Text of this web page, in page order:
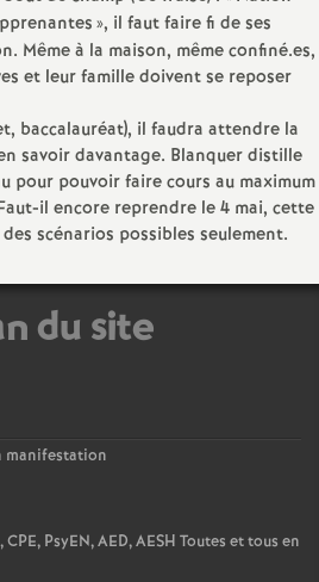
n
t
s
d
e
c
», il faut faire fi de ses
Même à la maison, même confiné.es,
et leur famille doivent se reposer
baccalauréat), il faudra attendre la
savoir davantage. Blanquer distille
pour pouvoir faire cours au maximum
il encore reprendre le 4 mai, cette
scénarios possibles seulement.
du site
manifestation
PsyEN, AED, AESH Toutes et tous en